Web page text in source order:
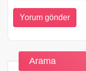
Arama